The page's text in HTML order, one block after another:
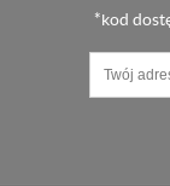
*kod